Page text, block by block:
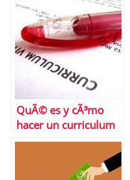
QuÃ© es y cÃ³mo
hacer un curriculum
temÃ¡tico